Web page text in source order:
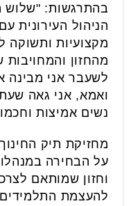
בהתרגשות: "שלוש
הניהול העירונית
מקצועיות ותשוקה
מהחזון
לשעבר אני מבינה
ואמא, אני גאה
נשים אמיצות
מחזיקת תיק
על הבחירה
וחזון שמותאם
להעצמת